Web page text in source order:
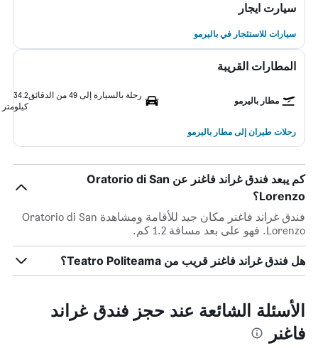
سيارت ايجار
سيارات للاستئجار في باليرمو
المطارات القريبة
مطار باليرمو
رحلة بالسيارة إلى 49 من الدقائق
34.2
كيلومتر
رحلات طيران إلى مطار باليرمو
كم يبعد فندق غراند فاغنر عن Oratorio di San
Lorenzo؟
فندق غراند فاغنر مكان جيد للأقامة ومشاهدة Oratorio di San
Lorenzo. فهو على بعد مسافة 1.2 كم.
هل فندق غراند فاغنر قريب من Teatro Politeama؟
الأسئلة الشائعة عند حجز فندق غراند
فاغنر